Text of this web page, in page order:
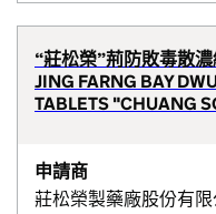
“莊松榮”荊防敗毒散
JING FARNG BAY
TABLETS "CHUANG
申請商
莊松榮製藥廠股份有